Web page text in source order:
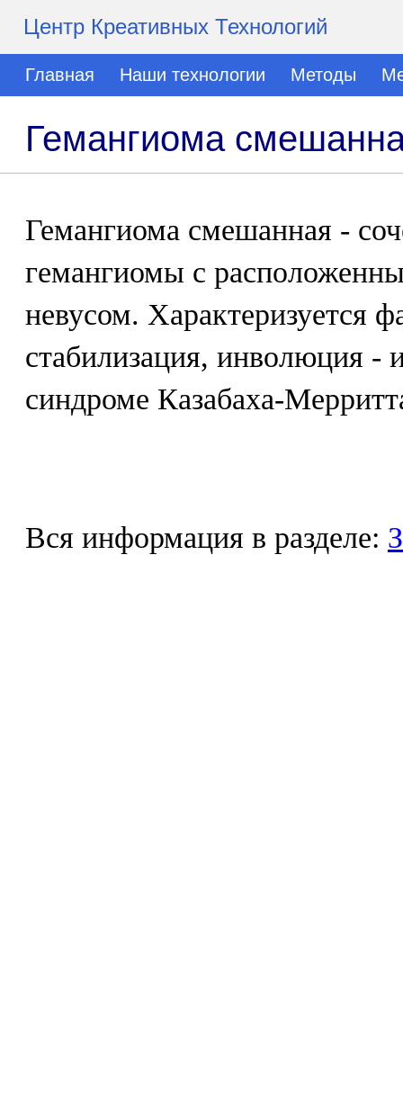
Центр Креативных Технологий
Главная Наши технологии Методы
Гемангиома
Гемангиома смешанная -
гемангиомы с
невусом. Характеризуется
стабилизация, инволюция -
синдроме Казабаха-
Вся информация в разделе: